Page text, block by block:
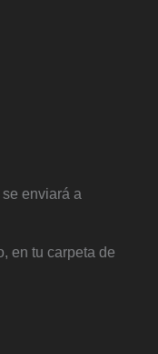
enviará a
en tu carpeta de